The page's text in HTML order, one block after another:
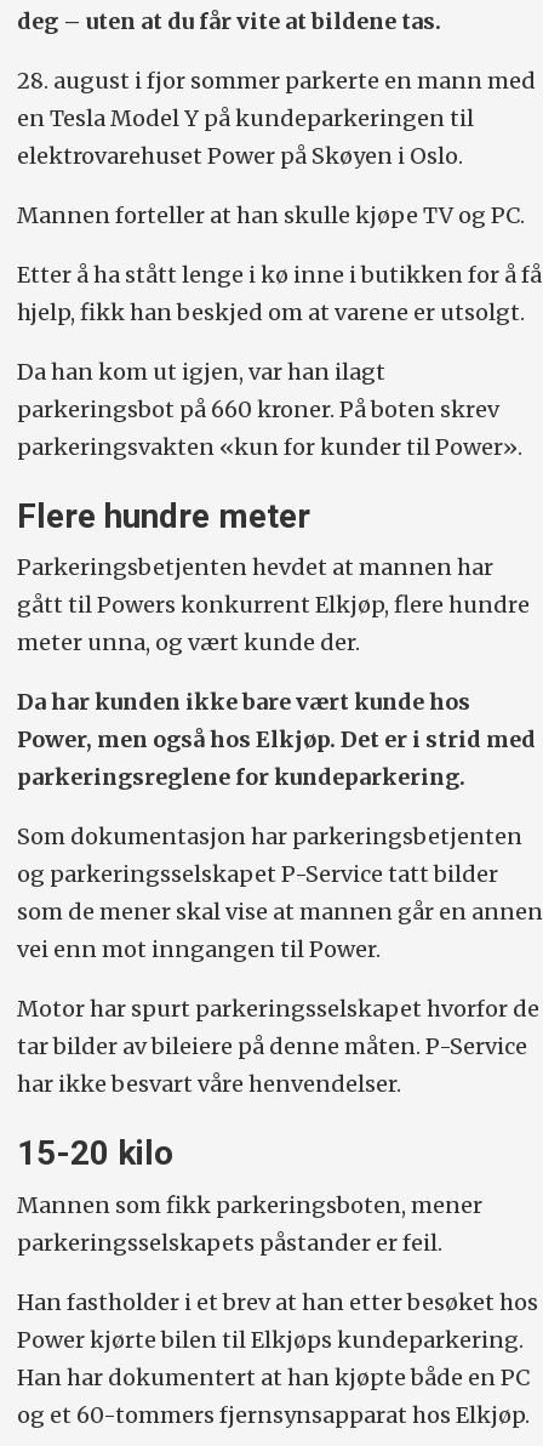
deg – uten at du får vite at bildene tas.
28. august i fjor sommer parkerte en mann med
en Tesla Model Y på kundeparkeringen til
elektrovarehuset Power på Skøyen i Oslo.
Mannen forteller at han skulle kjøpe TV og PC.
Etter å ha stått lenge i kø inne i butikken for å få
hjelp, fikk han beskjed om at varene er utsolgt.
Da han kom ut igjen, var han ilagt
parkeringsbot på 660 kroner. På boten skrev
parkeringsvakten «kun for kunder til Power».
Flere hundre meter
Parkeringsbetjenten hevdet at mannen har
gått til Powers konkurrent Elkjøp, flere hundre
meter unna, og vært kunde der.
Da har kunden ikke bare vært kunde hos
Power, men også hos Elkjøp. Det er i strid med
parkeringsreglene for kundeparkering.
Som dokumentasjon har parkerings­betjenten
og parkeringsselskapet P-Service tatt bilder
som de mener skal vise at mannen går en annen
vei enn mot inngangen til Power.
Motor har spurt parkeringsselskapet hvorfor de
tar bilder av bileiere på denne måten. P-Service
har ikke besvart våre henvendelser.
15-20 kilo
Mannen som fikk parkeringsboten, mener
parkeringsselskapets påstander er feil.
Han fastholder i et brev at han etter besøket hos
Power kjørte bilen til Elkjøps kundeparkering.
Han har dokumentert at han kjøpte både en PC
og et 60-tommers fjernsynsapparat hos Elkjøp.